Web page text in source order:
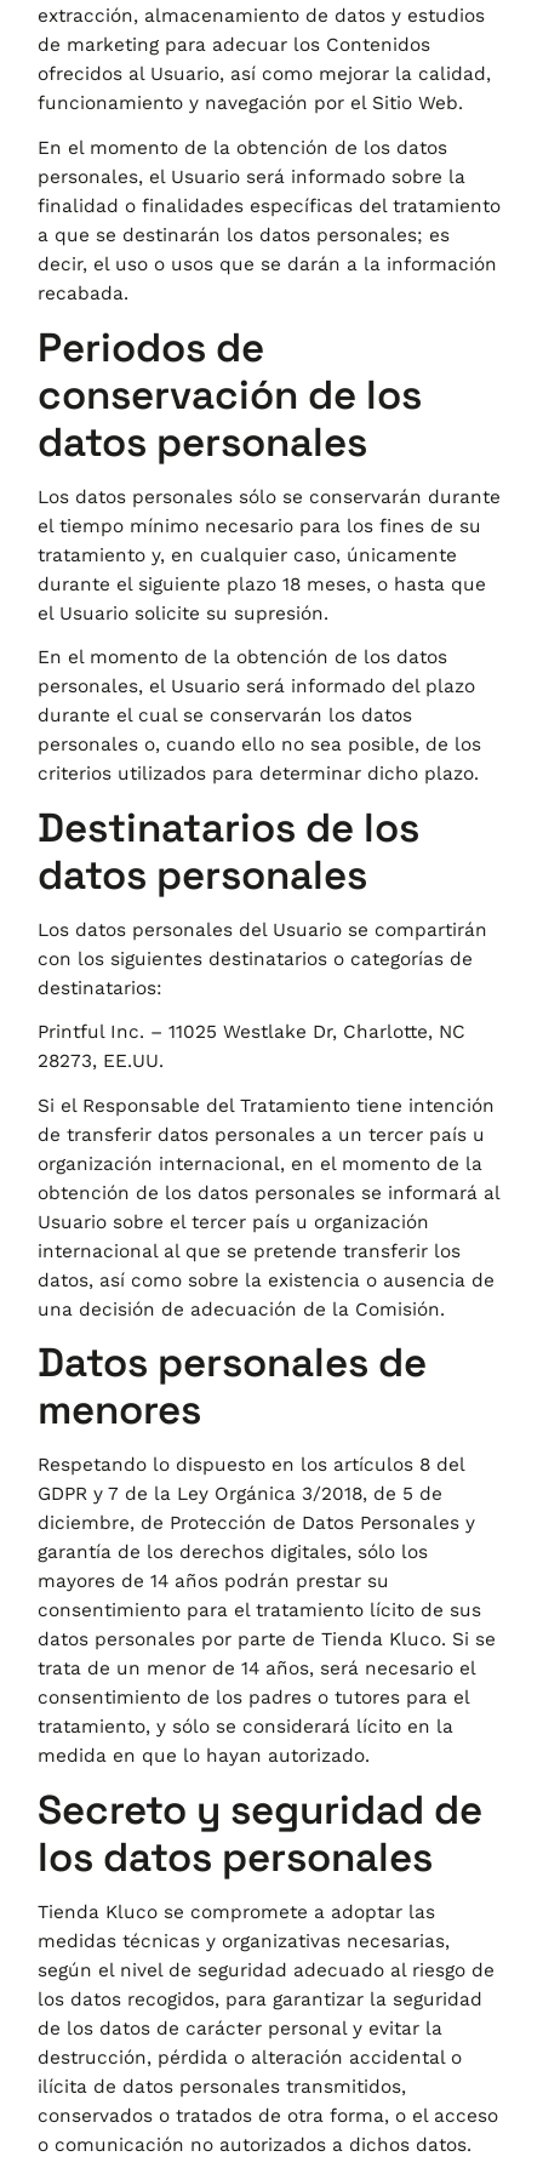
extracción, almacenamiento de datos y estudios
de marketing para adecuar los Contenidos
ofrecidos al Usuario, así como mejorar la calidad,
funcionamiento y navegación por el Sitio Web.
En el momento de la obtención de los datos
personales, el Usuario será informado sobre la
finalidad o finalidades específicas del tratamiento
a que se destinarán los datos personales; es
decir, el uso o usos que se darán a la información
recabada.
Periodos de
conservación de los
datos personales
Los datos personales sólo se conservarán durante
el tiempo mínimo necesario para los fines de su
tratamiento y, en cualquier caso, únicamente
durante el siguiente plazo18 meses, o hasta que
el Usuario solicite su supresión.
En el momento de la obtención de los datos
personales, el Usuario será informado del plazo
durante el cual se conservarán los datos
personales o, cuando ello no sea posible, de los
criterios utilizados para determinar dicho plazo.
Destinatarios de los
datos personales
Los datos personales del Usuario se compartirán
con los siguientes destinatarios o categorías de
destinatarios:
Printful Inc. – 11025 Westlake Dr, Charlotte, NC
28273, EE.UU.
Si el Responsable del Tratamiento tiene intención
de transferir datos personales a un tercer país u
organización internacional, en el momento de la
obtención de los datos personales se informará al
Usuario sobre el tercer país u organización
internacional al que se pretende transferir los
datos, así como sobre la existencia o ausencia de
una decisión de adecuación de la Comisión.
Datos personales de
menores
Respetando lo dispuesto en los artículos 8 del
GDPR y 7 de la Ley Orgánica 3/2018, de 5 de
diciembre, de Protección de Datos Personales y
garantía de los derechos digitales, sólo los
mayores de 14 años podrán prestar su
consentimiento para el tratamiento lícito de sus
datos personales por parte deTienda Kluco. Si se
trata de un menor de 14 años, será necesario el
consentimiento de los padres o tutores para el
tratamiento, y sólo se considerará lícito en la
medida en que lo hayan autorizado.
Secreto y seguridad de
los datos personales
Tienda Kluco se compromete a adoptar las
medidas técnicas y organizativas necesarias,
según el nivel de seguridad adecuado al riesgo de
los datos recogidos, para garantizar la seguridad
de los datos de carácter personal y evitar la
destrucción, pérdida o alteración accidental o
ilícita de datos personales transmitidos,
conservados o tratados de otra forma, o el acceso
o comunicación no autorizados a dichos datos.